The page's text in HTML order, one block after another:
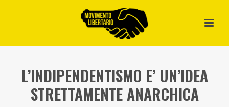
L’INDIPENDENTISMO E’ UN’IDEA
STRETTAMENTE ANARCHICA